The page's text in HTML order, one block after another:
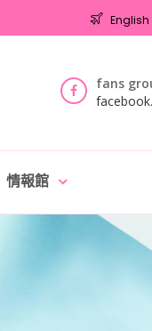
English
fans
情報館